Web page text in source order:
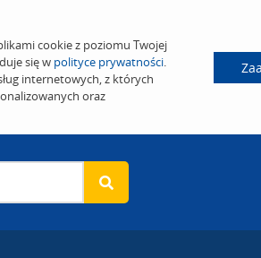
cookie z poziomu Twojej
się w polityce prywatności.
internetowych, z których
oraz